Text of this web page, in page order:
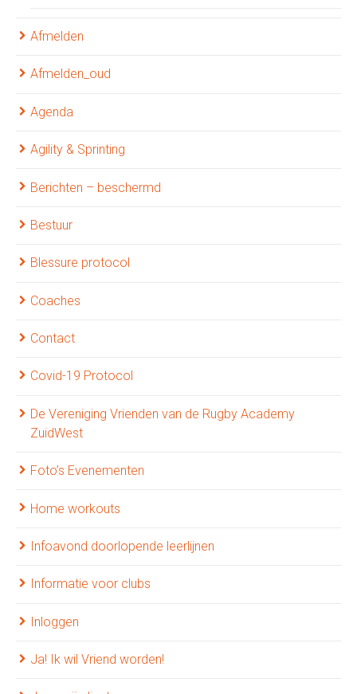
Afmelden
Afmelden_oud
Agenda
Agility & Sprinting
Berichten – beschermd
Bestuur
Blessure protocol
Coaches
Contact
Covid-19 Protocol
De Vereniging Vrienden van de Rugby Academy
ZuidWest
Foto’s Evenementen
Home workouts
Infoavond doorlopende leerlijnen
Informatie voor clubs
Inloggen
Ja! Ik wil Vriend worden!